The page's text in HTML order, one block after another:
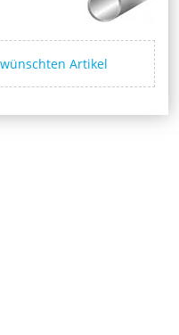
Artikel